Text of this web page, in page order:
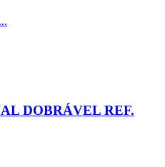
DOBRÁVEL REF.